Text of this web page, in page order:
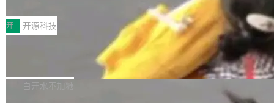
_linux(8) 增强了对 Linux 系统调用的支持，包
括 epoll（围绕 kqueue 实现）、POSIX 消息队
列、...
完整能力版图——从IAP高价值用户的全周期经
营、到IAA游戏的“买变一体”正循环、再到联运与
广告协同的全链路经营闭环，以及面向全球市场
的出海增长布局。 华为终端云业务商业化销售负
责人在开场致辞中表示，游戏开发者的核心诉求
已不再是“多一个投放渠道”，而是一套能够持续
面向AMD Ryzen X3D处理器玩家，技嘉X3D系
列主板阵容迎来新成员——B850 AORUS ELITE
X3D。作为面向主流高性能平台打造的全新主板
产品，B850 AORUS ELITE X3D延续技嘉在X3
D平台优化上的技术积累，旨在为游戏玩家带来
更稳定、更高效的装机选择。 B850 AORUS ELI
开 开源科技
Zadig v5.0 发布：AI 发布专员与 AI 审
我们团队这几天最大的卡点不是 AI 写得不够
好，是 AI 写得太好了。 好到审查排期从两天的
白开水不加糖